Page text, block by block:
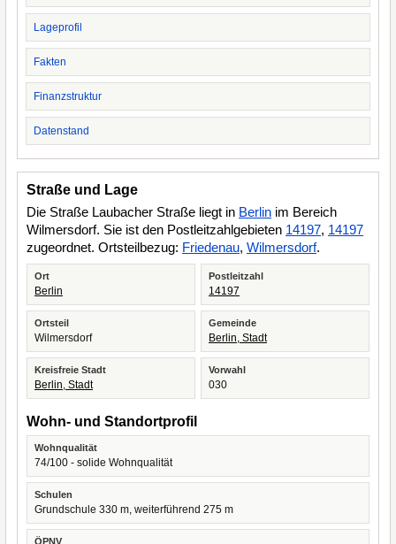
Lageprofil
Fakten
Finanzstruktur
Datenstand
Straße und Lage
Die Straße Laubacher Straße liegt in Berlin im Bereich
Wilmersdorf. Sie ist den Postleitzahlgebieten 14197, 14197
zugeordnet. Ortsteilbezug: Friedenau, Wilmersdorf.
Ort
Berlin
Postleitzahl
14197
Ortsteil
Wilmersdorf
Gemeinde
Berlin, Stadt
Kreisfreie Stadt
Berlin, Stadt
Vorwahl
030
Wohn- und Standortprofil
Wohnqualität
74/100 - solide Wohnqualität
Schulen
Grundschule 330 m, weiterführend 275 m
ÖPNV